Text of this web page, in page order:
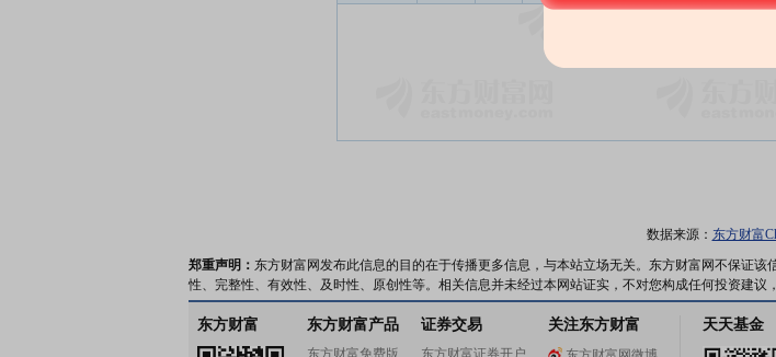
数据来源： 东方财富
郑重声明： 东方财富网发布此信息的目的在于传播更多信息，与本站立场无关。东方财富网不保证
性、完整性、有效性、及时性、原创性等。相关信息并未经过本网站证实，不对您构成任何投资建议
东方财富 东方财富产品
东方财富免费版
证券交易
东方财富证券开户
关注东方财富 天天基金